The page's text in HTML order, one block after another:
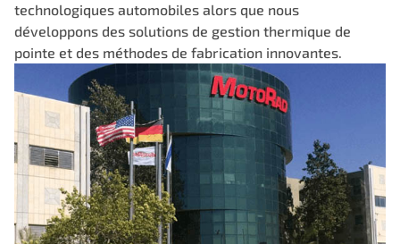
technologiques automobiles alors que nous
développons des solutions de gestion thermique de
pointe et des méthodes de fabrication innovantes.